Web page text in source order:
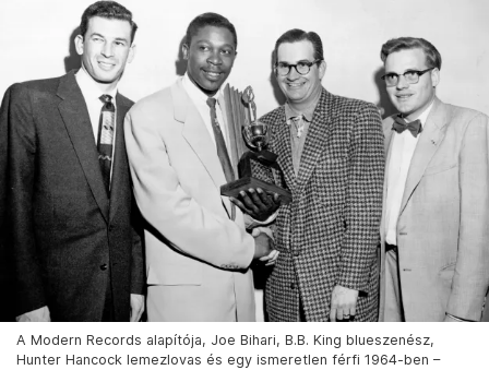
A Modern Records alapítója, Joe Bihari, B.B. King blueszenész,
Hunter Hancock lemezlovas és egy ismeretlen férfi 1964-ben –